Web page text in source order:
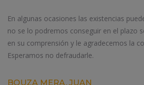
En algunas ocasiones las existencias
no se lo podremos conseguir en el plazo
en su comprensión y le agradecemos la
Esperamos no defraudarle.
BOUZA MERA, JUAN